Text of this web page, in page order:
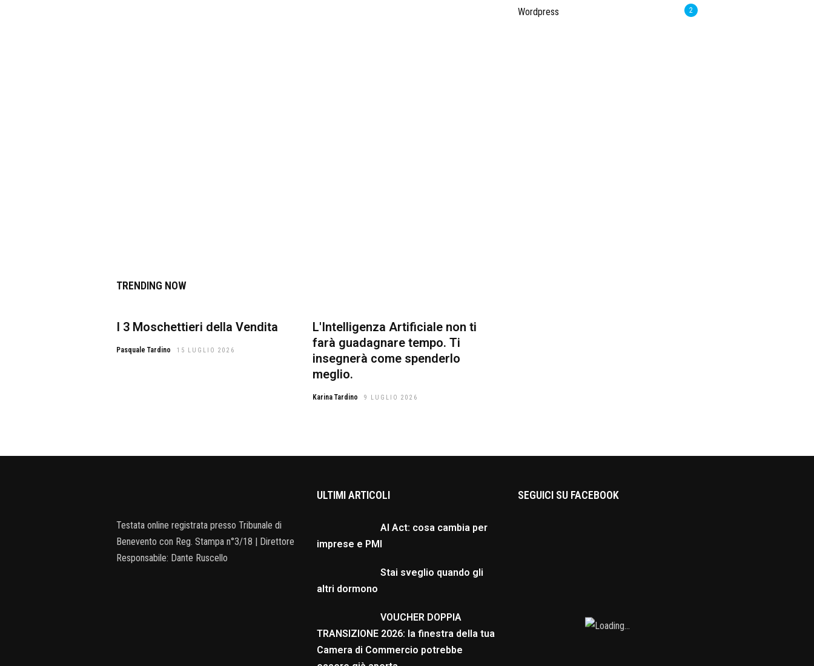
TRENDING NOW
I 3 Moschettieri della Vendita
Pasquale Tardino 15 LUGLIO 2026
L'Intelligenza Artificiale non ti
farà guadagnare tempo. Ti
insegnerà come spenderlo
meglio.
Karina Tardino 9 LUGLIO 2026
Wordpress 2
Testata online registrata presso Tribunale di
Benevento con Reg. Stampa n°3/18 | Direttore
Responsabile: Dante Ruscello
ULTIMI ARTICOLI
AI Act: cosa cambia per
imprese e PMI
Stai sveglio quando gli
altri dormono
VOUCHER DOPPIA
TRANSIZIONE 2026: la finestra della tua
Camera di Commercio potrebbe
SEGUICI SU FACEBOOK